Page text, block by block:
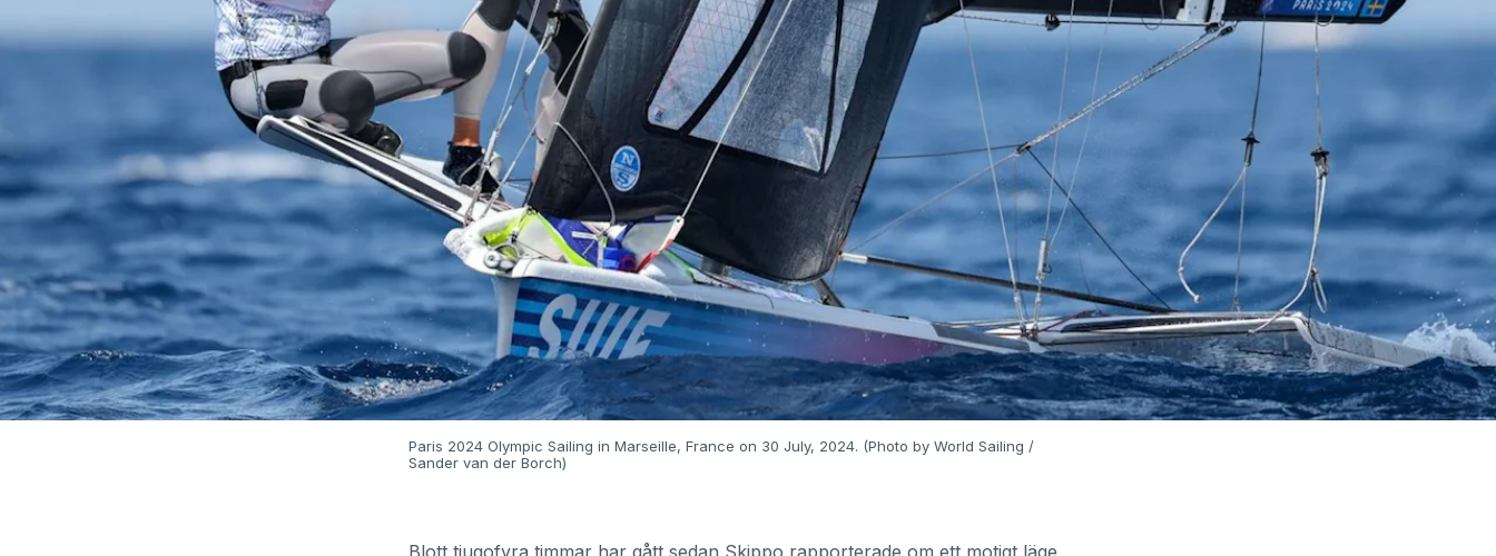
Paris 2024 Olympic Sailing in Marseille, France on 30 July, 2024. (Photo by World Sailing /
Sander van der Borch)
Blott tjugofyra timmar har gått sedan Skippo rapporterade om ett motigt läge